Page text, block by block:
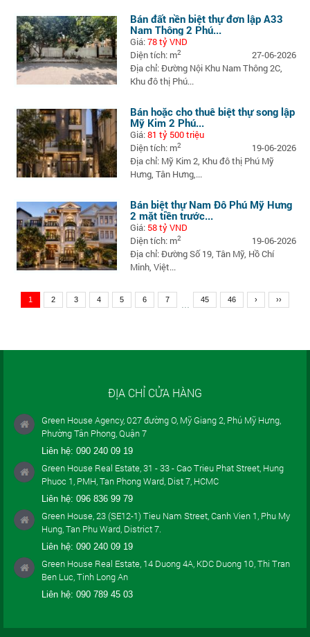
Bán đất nền biệt thự đơn lập A33
Nam Thông 2 Phú...
Giá:78 tỷ VND
Diện tích: m2
27-06-2026
Địa chỉ: Đường Nội Khu Nam Thông 2C,
Khu đô thị Phú...
Bán hoặc cho thuê biệt thự song lập
Mỹ Kim 2 Phú...
Giá:81 tỷ 500 triệu
Diện tích: m2
19-06-2026
Địa chỉ: Mỹ Kim 2, Khu đô thị Phú Mỹ
Hưng, Tân Hưng,...
Bán biệt thự Nam Đô Phú Mỹ Hưng
2 mặt tiền trước...
Giá: 58 tỷ VND
Diện tích: m2
19-06-2026
Địa chỉ: Đường Số 19, Tân Mỹ, Hồ Chí
Minh, Việt...
1 2 3 4 5 6 7 45 46 › ››
ĐỊA CHỈ CỬA HÀNG
Green House Agency, 027 đường O, Mỹ Giang 2, Phú Mỹ Hưng,
Phường Tân Phong, Quận 7
Liên hệ: 090 240 09 19
Green House Real Estate, 31 - 33 - Cao Trieu Phat Street, Hung
Phuoc 1, PMH, Tan Phong Ward, Dist 7, HCMC
Liên hệ: 096 836 99 79
Green House, 23 (SE12-1) Tieu Nam Street, Canh Vien 1, Phu My
Hung, Tan Phu Ward, District 7.
Liên hệ: 090 240 09 19
Green House Real Estate, 14 Duong 4A, KDC Duong 10, Thi Tran
Ben Luc, Tinh Long An
Liên hệ: 090 789 45 03